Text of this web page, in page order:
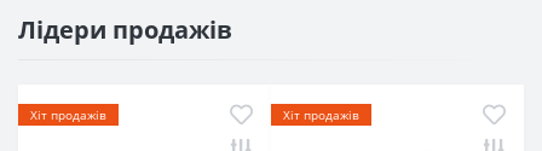
Лідери продажів
Хіт продажів Хіт продажів